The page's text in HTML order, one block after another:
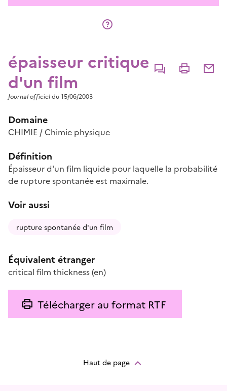
épaisseur critique
d'un film
CommenterImprimer
Journal officieldu 15/06/2003
Domaine
CHIMIE / Chimie physique
Définition
Épaisseur d'un film liquide pour laquelle la probabilité
de rupture spontanée est maximale.
Voir aussi
rupture spontanée d'un film
Équivalent étranger
critical film thickness(en)
Télécharger au format RTF
Haut de page